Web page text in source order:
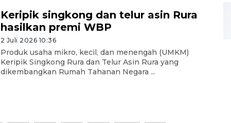
Keripik singkong dan telur asin Rura
hasilkan premi WBP
2 Juli 2026 10:36
Produk usaha mikro, kecil, dan menengah (UMKM)
Keripik Singkong Rura dan Telur Asin Rura yang
dikembangkan Rumah Tahanan Negara ...